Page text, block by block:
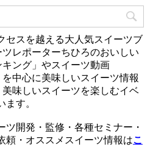
セスを越える大人気スイーツブ
ツレポーターちひろのおいしい
キング」やスイーツ動画
を中心に美味しいスイーツ情報
美味しいスイーツを楽しむイベ
ます。
ツ開発・監修・各種セミナー・
頼・オススメスイーツ情報はこ